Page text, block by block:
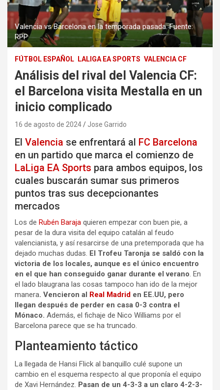
Valencia vs Barcelona en la temporada pasada. Fuente:
RPP
FÚTBOL ESPAÑOL LALIGA EA SPORTS VALENCIA CF
Análisis del rival del Valencia CF:
el Barcelona visita Mestalla en un
inicio complicado
16 de agosto de 2024 Jose Garrido
El Valencia se enfrentará al FC Barcelona
en un partido que marca el comienzo de
LaLiga EA Sports para ambos equipos, los
cuales buscarán sumar sus primeros
puntos tras sus decepcionantes
mercados
Los de Rubén Baraja quieren empezar con buen pie, a
pesar de la dura visita del equipo catalán al feudo
valencianista, y así resarcirse de una pretemporada que ha
dejado muchas dudas. El Trofeu Taronja se saldó con la
victoria de los locales, aunque es el único encuentro
en el que han conseguido ganar durante el verano. En
el lado blaugrana las cosas tampoco han ido de la mejor
manera. Vencieron al Real Madrid en EE.UU, pero
llegan después de perder en casa 0-3 contra el
Mónaco. Además, el fichaje de Nico Williams por el
Barcelona parece que se ha truncado.
Planteamiento táctico
La llegada de Hansi Flick al banquillo culé supone un
cambio en el esquema respecto al que proponía el equipo
de Xavi Hernández. Pasan de un 4-3-3 a un claro 4-2-3-